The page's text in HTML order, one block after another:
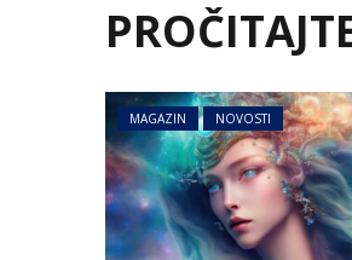
MAGAZIN NOVOSTI